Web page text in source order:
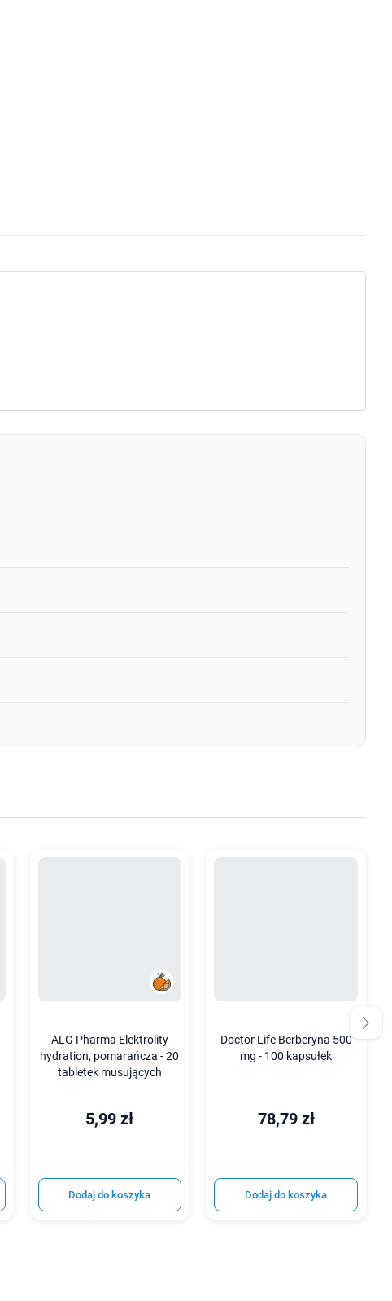
ALG Pharma Elektrolity
hydration, pomarańcza - 20
tabletek musujących
5,99 zł
Dodaj do koszyka
Doctor Life Berberyna 500
mg - 100 kapsułek
78,79 zł
Dodaj do koszyka